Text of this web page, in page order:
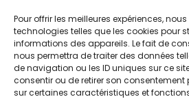
Pour offrir les meilleures expériences,
technologies telles que les cookies pour
informations des appareils. Le fait de
nous permettra de traiter des données
de navigation ou les ID uniques sur ce
consentir ou de retirer son
sur certaines caractéristiques et